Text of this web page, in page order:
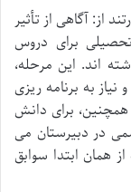
از: آگاهی از تأثیر
برای دروس
اند. این مرحله،
به برنامه ریزی
برای دانش
در دبیرستان می
همان ابتدا سوابق